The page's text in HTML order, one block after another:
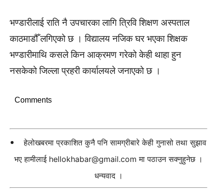
भण्डारीलाई राति नै उपचारका लागि त्रिवि शिक्षण अस्पताल
काठमाडौँ लगिएको छ । विद्यालय नजिक घर भएका शिक्षक
भण्डारीमाथि कसले किन आक्रमण गरेको केही थाहा हुन
नसकेको जिल्ला प्रहरी कार्यालयले जनाएको छ ।
Comments
हेलोखबरमा प्रकाशित कुनै पनि सामग्रीबारे केही गुनासो तथा सुझाव
भए हामीलाई hellokhabar@gmail.com मा पठाउन सक्नुहुनेछ ।
धन्यवाद ।